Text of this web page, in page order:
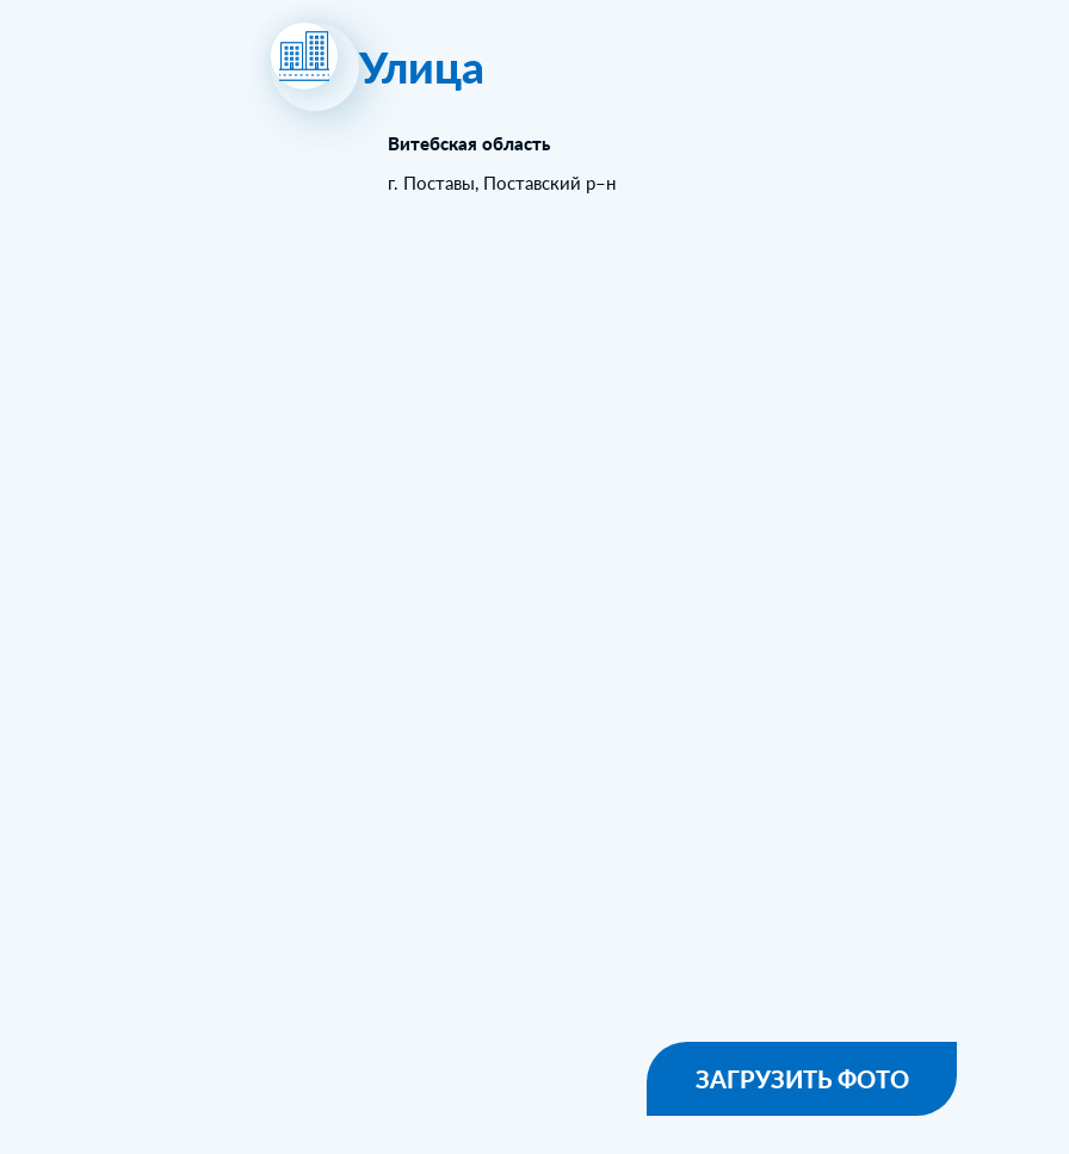
Улица
Витебская область
г. Поставы, Поставский р–н
ЗАГРУЗИТЬ ФОТО